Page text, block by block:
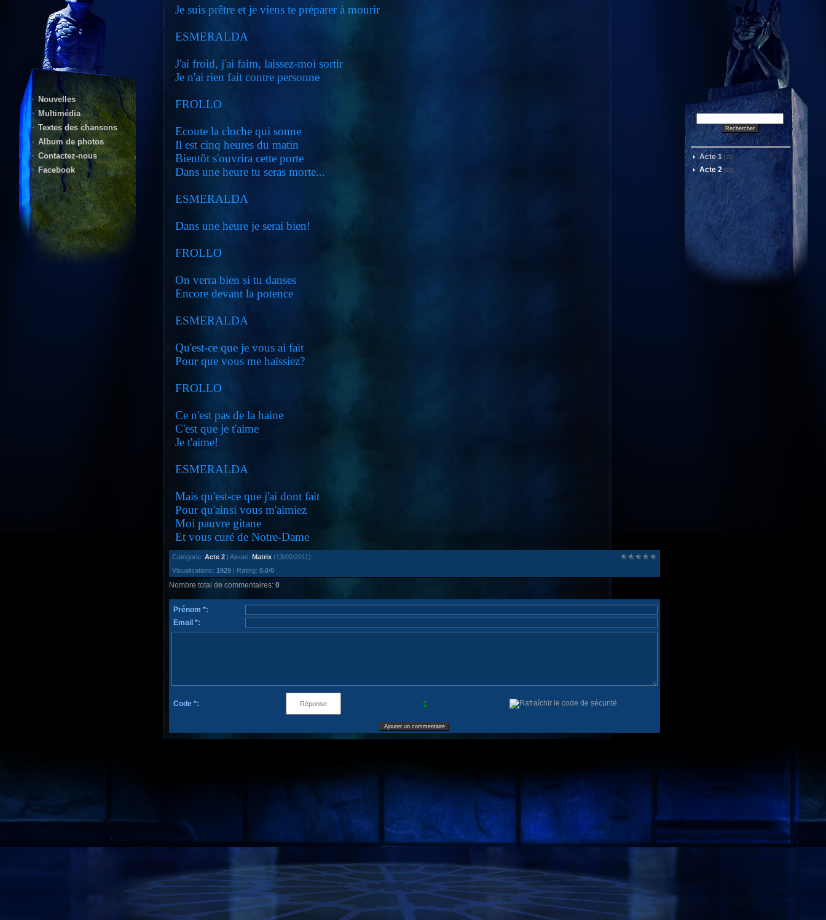
Nouvelles
Multimédia
Textes des chansons
Album de photos
Contactez-nous
Facebook
Je suis prêtre et je viens te préparer à mourir
ESMERALDA
J'ai froid, j'ai faim, laissez-moi sortir
Je n'ai rien fait contre personne
FROLLO
Ecoute la cloche qui sonne
Il est cinq heures du matin
Bientôt s'ouvrira cette porte
Dans une heure tu seras morte...
ESMERALDA
Dans une heure je serai bien!
FROLLO
On verra bien si tu danses
Encore devant la potence
ESMERALDA
Qu'est-ce que je vous ai fait
Pour que vous me haïssiez?
FROLLO
Ce n'est pas de la haine
C'est que je t'aime
Je t'aime!
ESMERALDA
Mais qu'est-ce que j'ai dont fait
Pour qu'ainsi vous m'aimiez
Moi pauvre gitane
Et vous curé de Notre-Dame
Catégorie: Acte 2 | Ajouté: Matrix (13/02/2011)
Visualisations: 1929 | Rating: 0.0/0
Nombre total de commentaires: 0
Prénom *:
Email *:
Code *:
Acte 1 [27]
Acte 2 [22]